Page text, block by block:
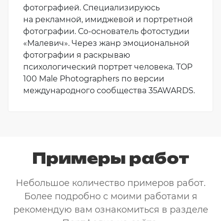
фотографией. Специализируюсь
на рекламной, имиджевой и портретной
фотографии. Со-основатель фотостудии
«Малевич». Через жанр эмоциональной
фотографии я раскрываю
психологический портрет человека. TOP
100 Male Photographers по версии
международного сообщества 35AWARDS.
Примеры работ
Небольшое количество примеров работ.
Более подробно с моими работами я
рекомендую вам ознакомиться в разделе